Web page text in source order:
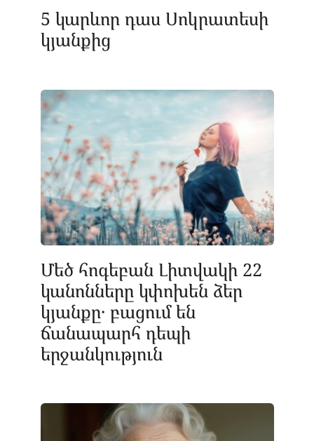
5 կարևոր դաս Սոկրատեսի
կյանքից
Մեծ հոգեբան Լիտվակի 22
կանոնները կփոխեն ձեր
կյանքը․ բացում են
ճանապարհ դեպի
երջանկություն